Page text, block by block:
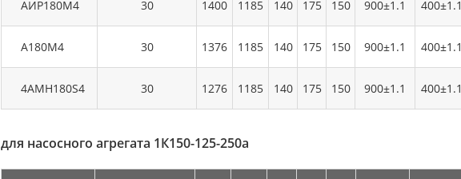
АИР180М4 30 1400 1185 140 175 150 900±1.1 400±1.1
А180М4 30 1376 1185 140 175 150 900±1.1 400±1.1
4АМН180S4 30 1276 1185 140 175 150 900±1.1 400±1.1
для насосного агрегата 1К150-125-250а